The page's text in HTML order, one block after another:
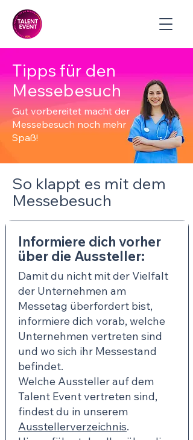
Tipps für den
Messebesuch
Gut vorbereitet macht der
Messebesuch noch mehr
Spaß!
So klappt es mit dem
Messebesuch
Informiere dich vorher
über die Aussteller:
Damit du nicht mit der Vielfalt
der Unternehmen am
Messetag überfordert bist,
informiere dich vorab, welche
Unternehmen vertreten sind
und wo sich ihr Messestand
befindet.
Welche Aussteller auf dem
Talent Event vertreten sind,
findest du in unserem
Ausstellerverzeichnis.